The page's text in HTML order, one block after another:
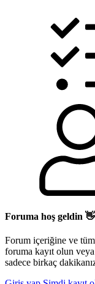
Foruma hoş geldin
Forum içeriğine ve
foruma kayıt olun
sadece birkaç